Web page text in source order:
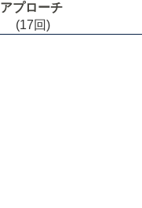
アプローチ
(17回)